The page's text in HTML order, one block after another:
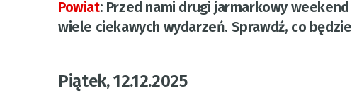
Powiat: Przed nami drugi jarmarkowy
wiele ciekawych wydarzeń. Sprawdź, co
Piątek, 12.12.2025